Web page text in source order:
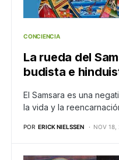
CONCIENCIA
La rueda del
budista e
El Samsara es una
la vida y la
POR ERICK NIELSSEN NOV 18,